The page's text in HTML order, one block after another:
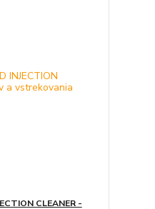
CLEANER -